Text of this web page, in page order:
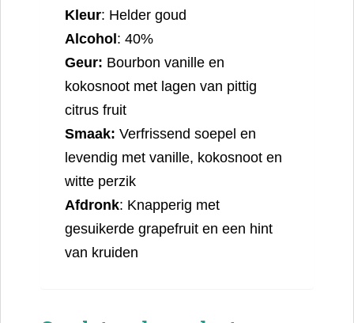
Kleur: Helder goud
Alcohol: 40%
Geur: Bourbon vanille en
kokosnoot met lagen van pittig
citrus fruit
Smaak: Verfrissend soepel en
levendig met vanille, kokosnoot en
witte perzik
Afdronk: Knapperig met
gesuikerde grapefruit en een hint
van kruiden